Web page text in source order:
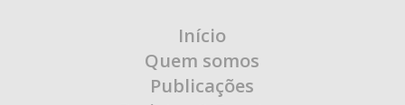
Início
Quem somos
Publicações